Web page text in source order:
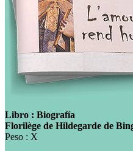
Libro : Biografía
Florilège de Hildegarde de
Peso : X